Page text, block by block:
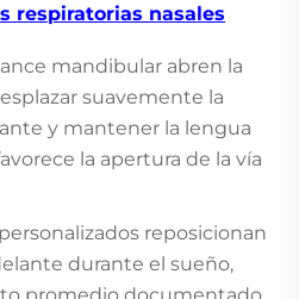
respiratorias nasales
mandibular abren la
suavemente la
y mantener la lengua
la apertura de la vía
reposicionan
durante el sueño,